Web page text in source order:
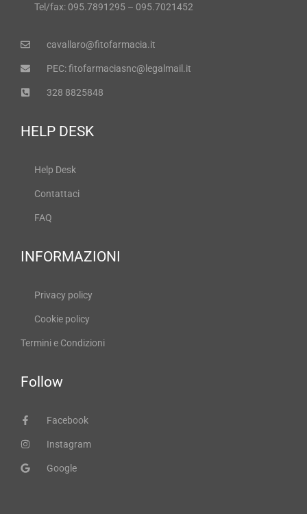
Tel/fax: 095.7891295 – 095.7021452
cavallaro@fitofarmacia.it
PEC: fitofarmaciasnc@legalmail.it
328 8825848
HELP DESK
Help Desk
Contattaci
FAQ
INFORMAZIONI
Privacy policy
Cookie policy
Termini e Condizioni
Follow
Facebook
Instagram
Google